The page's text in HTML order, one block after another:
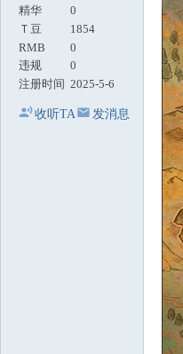
精华
0
Ｔ豆
1854
RMB
0
违规
0
注册时间 2025-5-6
收听TA 发消息